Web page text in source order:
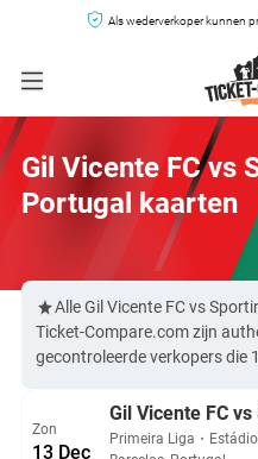
Als wederverkoper kunnen
Gil Vicente FC vs
Portugal kaarten
Alle Gil Vicente FC vs
Ticket-Compare.com zijn
gecontroleerde verkopers die
Zon
13 Dec
Gil Vicente FC
Primeira Liga ・